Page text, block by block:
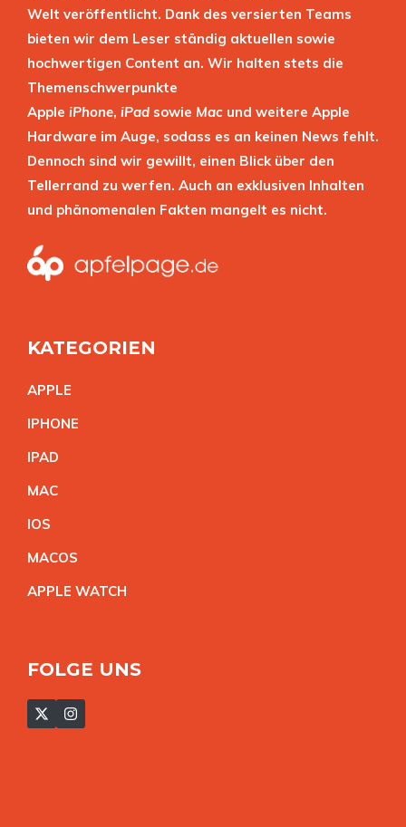
Welt veröffentlicht. Dank des versierten Teams
bieten wir dem Leser ständig aktuellen sowie
hochwertigen Content an. Wir halten stets die
Themenschwerpunkte
Apple iPhone, iPad sowie Mac und weitere Apple
Hardware im Auge, sodass es an keinen News fehlt.
Dennoch sind wir gewillt, einen Blick über den
Tellerrand zu werfen. Auch an exklusiven Inhalten
und phänomenalen Fakten mangelt es nicht.
KATEGORIEN
APPLE
IPHONE
IPAD
MAC
IOS
MACOS
APPLE WATCH
FOLGE UNS